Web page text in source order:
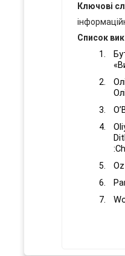
Ключові
Список